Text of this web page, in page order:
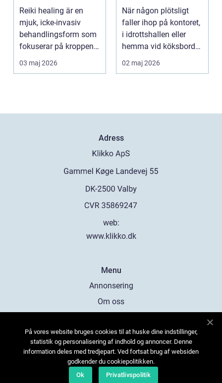
djupare
återhämtning
Reiki healing är en
mjuk, icke-invasiv
behandlingsform som
fokuserar på kroppens
egen förmåga att lä...
03 maj 2026
sekunderna
räknas
När någon plötsligt
faller ihop på kontoret,
i idrottshallen eller
hemma vid köksbordet
finns det ba...
02 maj 2026
Adress
web:
www.klikko.dk
Menu
Annonsering
Om oss
Kontakta oss
Sitemap
På vores website bruges cookies til at huske dine indstillinger,
statistik og personalisering af indhold og annoncer. Denne
information deles med tredjepart. Ved fortsat brug af websiden
godkender du cookiepolitikken.
Ok
Privatlivspolitik